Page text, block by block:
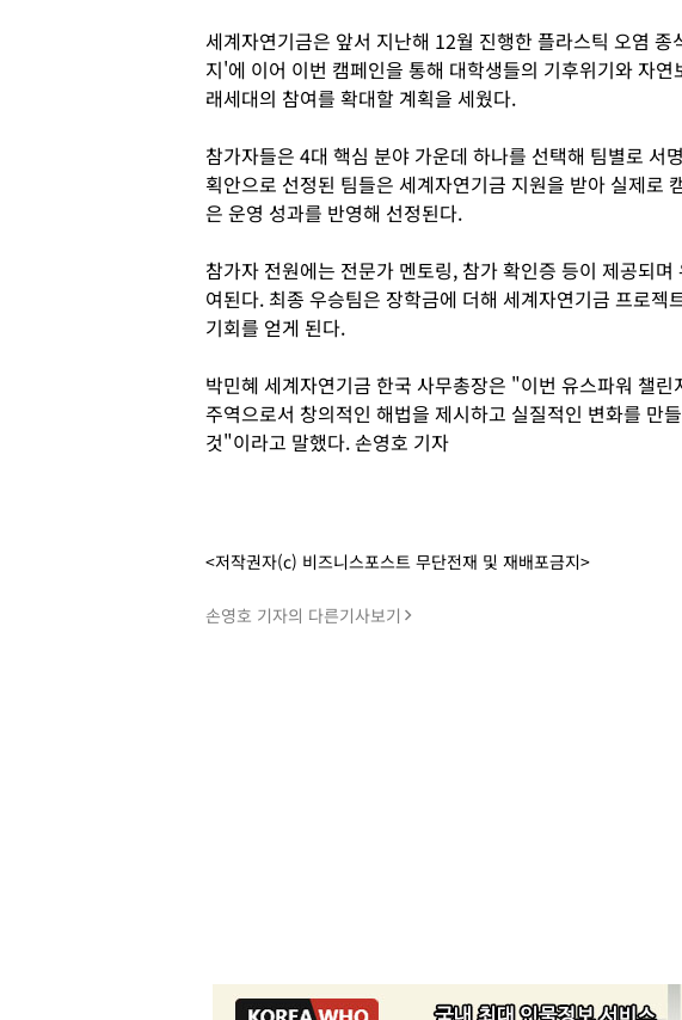
세계자연기금은 앞서 지난해 12월 진행한 플라스틱 오염 종
지'에 이어 이번 캠페인을 통해 대학생들의 기후위기와 자
래세대의 참여를 확대할 계획을 세웠다.
참가자들은 4대 핵심 분야 가운데 하나를 선택해 팀별로 서
획안으로 선정된 팀들은 세계자연기금 지원을 받아 실제로
은 운영 성과를 반영해 선정된다.
참가자 전원에는 전문가 멘토링, 참가 확인증 등이 제공되
여된다. 최종 우승팀은 장학금에 더해 세계자연기금 프로젝
기회를 얻게 된다.
박민혜 세계자연기금 한국 사무총장은 "이번 유스파워 챌린
주역으로서 창의적인 해법을 제시하고 실질적인 변화를 만
것"이라고 말했다. 손영호 기자
<저작권자(c) 비즈니스포스트 무단전재 및 재배포금지>
손영호 기자의 다른기사보기